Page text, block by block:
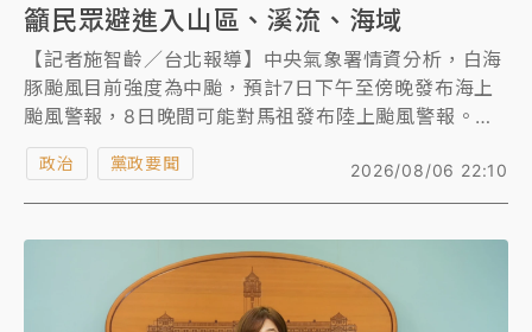
籲民眾避進入山區、溪流、海域
【記者施智齡／台北報導】中央氣象署情資分析，白海
豚颱風目前強度為中颱，預計7日下午至傍晚發布海上
颱風警報，8日晚間可能對馬祖發布陸上颱風警報。行
政院長卓榮泰指示行政院災害防救辦公室今召開前置情
資研判會議，要求中央相關機關與地方政府保持密切聯
繫，嚴密監控雨量及災害潛勢變化，並針對高災害潛勢
2026/08/06 22:10
政治 黨政要聞